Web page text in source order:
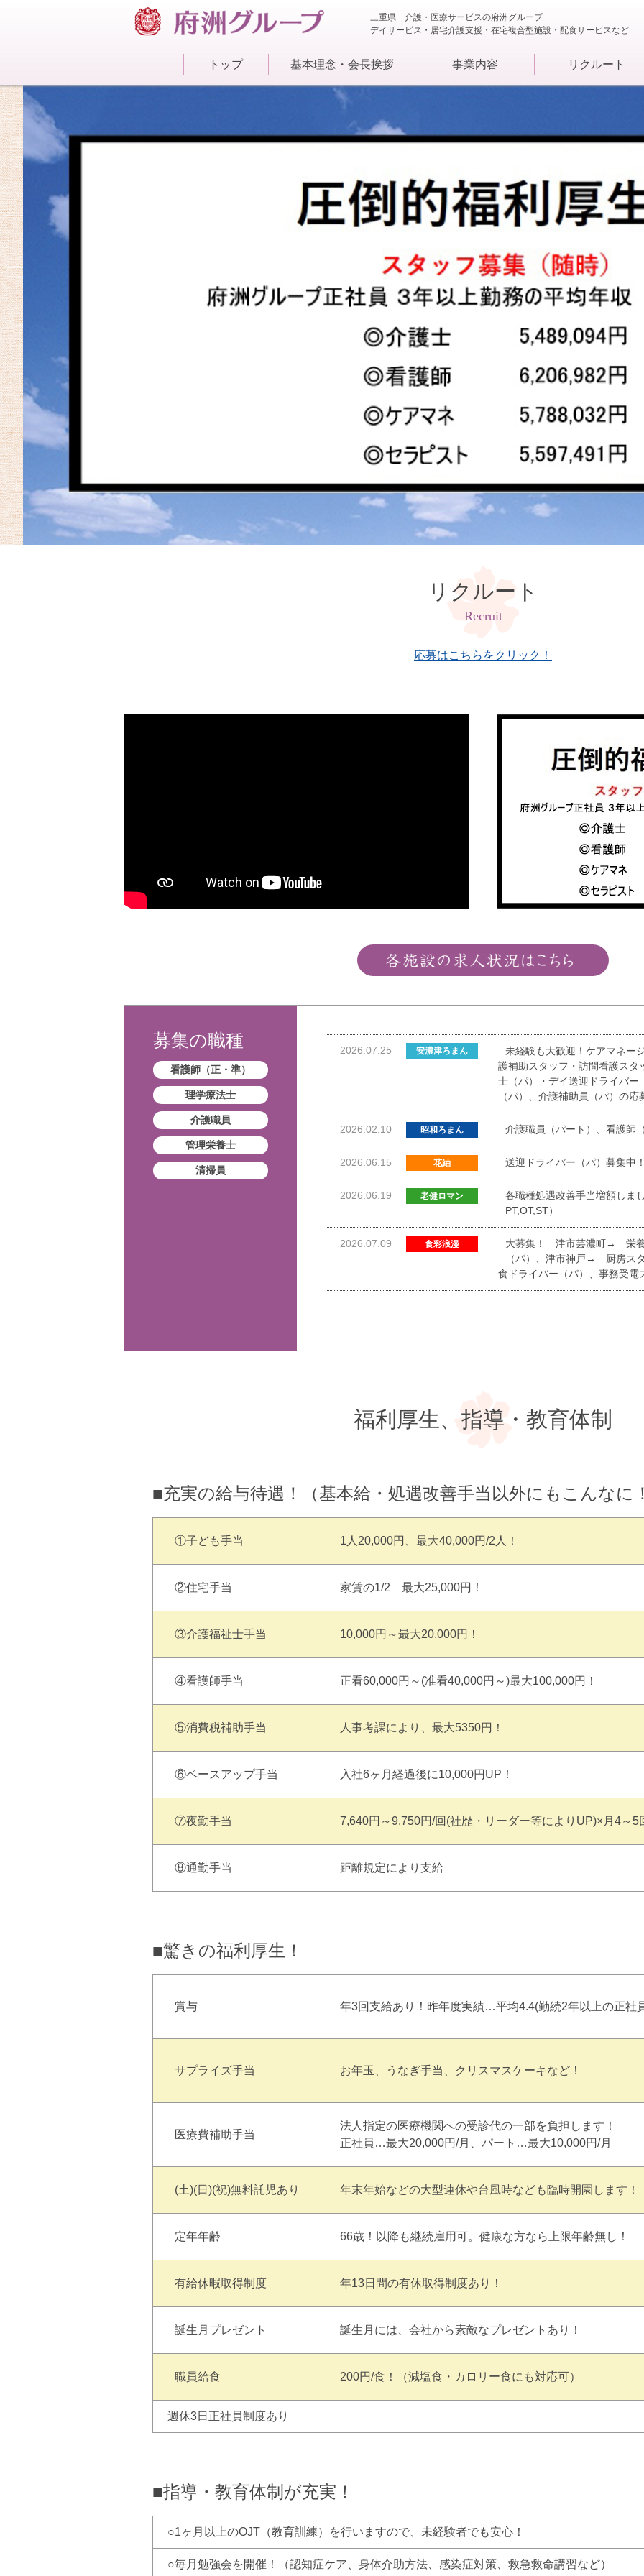
三重県 介護・医療サービスの府洲グループ
デイサービス・居宅介護支援・在宅複合型施設・配食サービスなど
トップ 基本理念・会長挨拶 事業内容 リクルート
リクルート
Recruit
応募はこちらをクリック！
募集の職種
看護師（正・準）
理学療法士
介護職員
管理栄養士
清掃員
2026.07.25 安濃津ろまん
未経験も大歓迎！ケアマネー
護補助スタッフ・訪問看護ス
士（パ）・デイ送迎ドライバ
（パ）、介護補助員（パ）の応
2026.02.10 昭和ろまん 介護職員（パート）、看護師
2026.06.15 花紬 送迎ドライバー（パ）募集中
2026.06.19 老健ロマン
各職種処遇改善手当増額しま
PT,OT,ST）
2026.07.09 食彩浪漫
大募集！ 津市芸濃町→ 栄養
（パ）、津市神戸→ 厨房ス
食ドライバー（パ）、事務受電
福利厚生、指導・教育体制
■充実の給与待遇！（基本給・処遇改善手当以外にもこんなに
①子ども手当 1人20,000円、最大40,000円/2人！
②住宅手当 家賃の1/2 最大25,000円！
③介護福祉士手当 10,000円～最大20,000円！
④看護師手当 正看60,000円～(准看40,000円～)最大100,000円！
⑤消費税補助手当 人事考課により、最大5350円！
⑥ベースアップ手当 入社6ヶ月経過後に10,000円UP！
⑦夜勤手当 7,640円～9,750円/回(社歴・リーダー等によりUP)×月4～5
⑧通勤手当 距離規定により支給
■驚きの福利厚生！
賞与 年3回支給あり！昨年度実績…平均4.4(勤続2年以上の正社
サプライズ手当 お年玉、うなぎ手当、クリスマスケーキなど！
医療費補助手当
法人指定の医療機関への受診代の一部を負担します！
正社員…最大20,000円/月、パート…最大10,000円/月
(土)(日)(祝)無料託児あり 年末年始などの大型連休や台風時なども臨時開園します！
定年年齢 66歳！以降も継続雇用可。健康な方なら上限年齢無し！
有給休暇取得制度 年13日間の有休取得制度あり！
誕生月プレゼント 誕生月には、会社から素敵なプレゼントあり！
職員給食 200円/食！（減塩食・カロリー食にも対応可）
週休3日正社員制度あり
■指導・教育体制が充実！
○1ヶ月以上のOJT（教育訓練）を行いますので、未経験者でも安心！
○毎月勉強会を開催！（認知症ケア、身体介助方法、感染症対策、救急救命講習など）